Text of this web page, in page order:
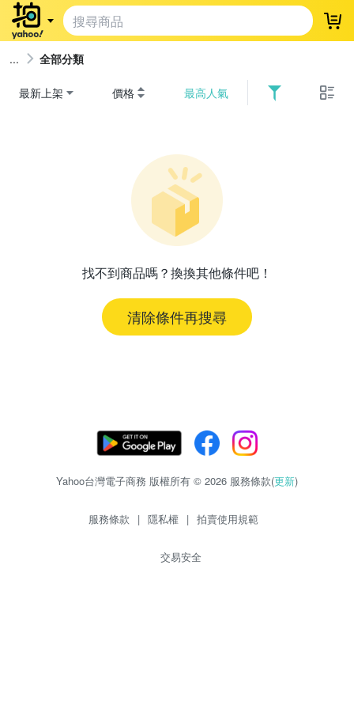
登
全部分類
最新上架 價格 最高人氣
找不到商品嗎？換換其他條件吧！
清除條件再搜尋
Yahoo台灣電子商務 版權所有 © 2026 服務條款(更新)
服務條款 | 隱私權 | 拍賣使用規範
交易安全